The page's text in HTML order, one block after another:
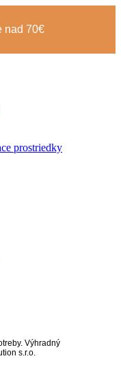
nad 70€
prostriedky
Výhradný
s.r.o.